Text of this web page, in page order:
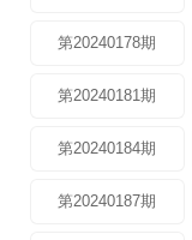
第20240178期
第20240181期
第20240184期
第20240187期